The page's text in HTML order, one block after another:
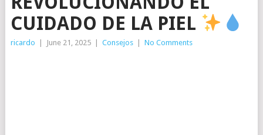
CUIDADO DE LA PIEL
ricardo | June 21, 2025 | Consejos | No Comments